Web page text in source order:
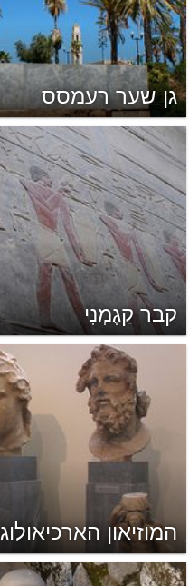
גן שער רעמסס
קבר קַגֶמְנִי
המוזיאון